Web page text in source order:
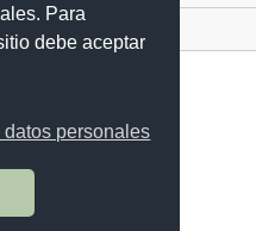
Para
debe aceptar
personales
(SNI)
- Ecuador
3813440